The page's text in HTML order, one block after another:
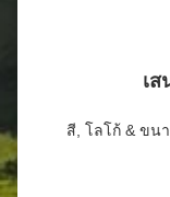
เ
สี, โลโก้ & ขน